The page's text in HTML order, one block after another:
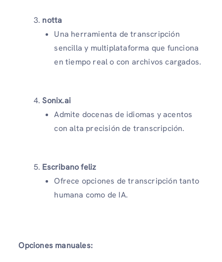
notta
Una herramienta de transcripción
sencilla y multiplataforma que funciona
en tiempo real o con archivos cargados.
Sonix.ai
Admite docenas de idiomas y acentos
con alta precisión de transcripción.
Escribano feliz
Ofrece opciones de transcripción tanto
humana como de IA.
Opciones manuales: